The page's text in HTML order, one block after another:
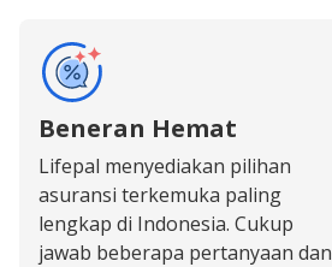
Beneran Hemat
Lifepal menyediakan pilihan
asuransi terkemuka paling
lengkap di Indonesia. Cukup
jawab beberapa pertanyaan dan